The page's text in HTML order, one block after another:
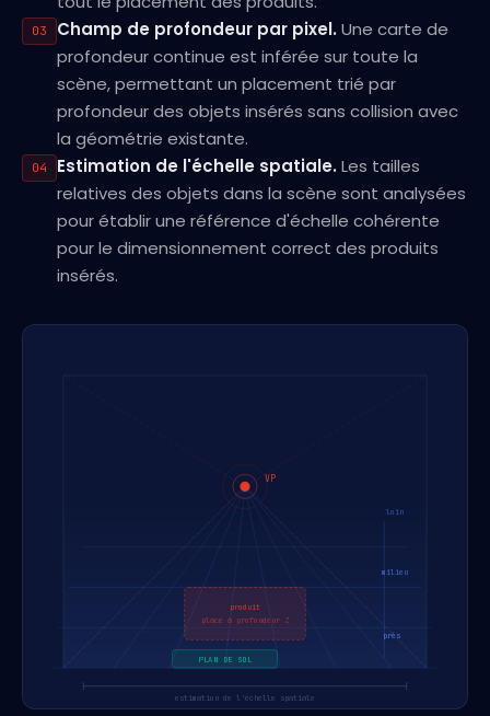
03 Champ de profondeur par pixel.Une carte de
profondeur continue est inférée sur toute la
scène, permettant un placement trié par
profondeur des objets insérés sans collision avec
la géométrie existante.
04 Estimation de l'échelle spatiale.Les tailles
relatives des objets dans la scène sont analysées
pour établir une référence d'échelle cohérente
pour le dimensionnement correct des produits
insérés.
VP
loin
milieu
près
PLAN DE SOL
produit
placé à profondeur Z
estimation de l'échelle spatiale